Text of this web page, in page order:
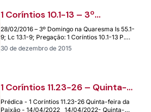
1 Coríntios 10.1-13 – 3º
Domingo na Quaresma –
28.02.2016
28/02/2016 – 3º Domingo na Quaresma Is 55.1-
9; Lc 13.1-9; Pregação: 1 Coríntios 10.1-13 P.
Nilo O. Christmann – Sínodo…
30 de dezembro de 2015
1 Coríntios 11.23-26 – Quinta-
feira da Paixão – 14/04/2022
Prédica - 1 Coríntios 11.23-26 Quinta-feira da
Paixão - 14/04/2022 14/04/2022- Quinta-